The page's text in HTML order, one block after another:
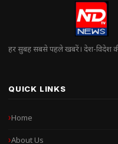
हर सुबह सबसे पहले खबरें। देश-विदेश
QUICK LINKS
Home
About Us